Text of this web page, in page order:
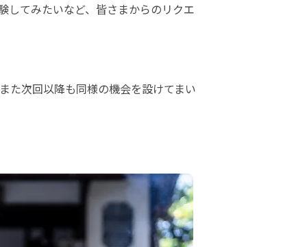
てみたいなど、皆さまからのリクエ
た次回以降も同様の機会を設けてまい